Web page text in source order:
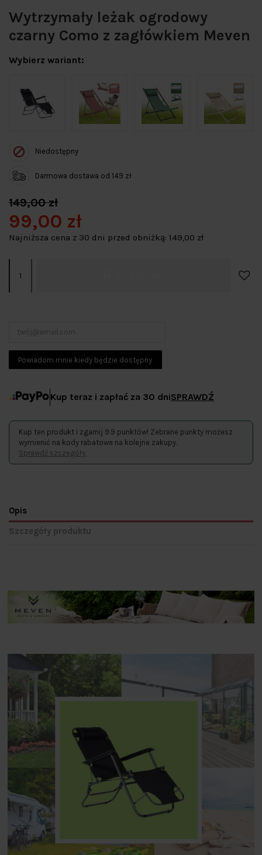
Wytrzymały leżak ogrodowy
czarny Como z zagłówkiem Meven
Wybierz wariant:
Niedostępny
Darmowa dostawa od 149 zł
149,00 zł
99,00 zł
Najniższa cena z 30 dni przed obniżką: 149,00 zł
Kup teraz i zapłać za 30 dniSPRAWDŹ
Kup ten produkt i zgarnij 9.9 punktów! Zebrane punkty możesz
wymienić na kody rabatowe na kolejne zakupy.
Sprawdź szczegóły.
Opis
Szczegóły produktu